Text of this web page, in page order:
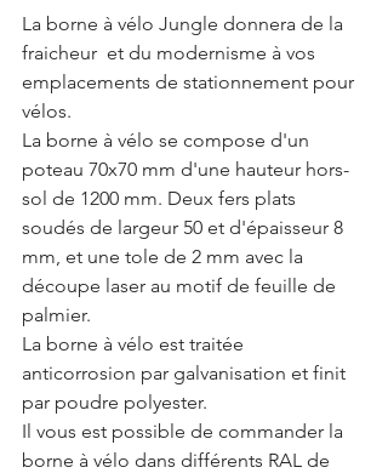
La borne à vélo Jungle donnera de la
fraicheur  et du modernisme à vos
emplacements de stationnement pour
vélos.
La borne à vélo se compose d'un
poteau 70x70 mm d'une hauteur hors-
sol de 1200 mm. Deux fers plats
soudés de largeur 50 et d'épaisseur 8
mm, et une tole de 2 mm avec la
découpe laser au motif de feuille de
palmier.
La borne à vélo est traitée
anticorrosion par galvanisation et finit
par poudre polyester.
Il vous est possible de commander la
borne à vélo dans différents RAL de